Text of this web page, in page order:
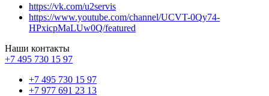
https://vk.com/u2servis
https://www.youtube.com/channel/UCVT-0Qy74-
HPxicpMaLUw0Q/featured
Наши контакты
+7 495 730 15 97
+7 495 730 15 97
+7 977 691 23 13